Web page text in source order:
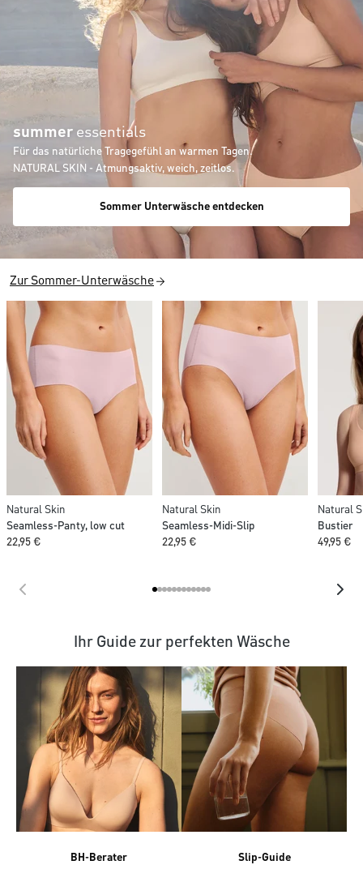
summer essentials
Für das natürliche Tragegefühl an warmen Tagen.
NATURAL SKIN - Atmungsaktiv, weich, zeitlos.
Sommer Unterwäsche entdecken
Zur Sommer-Unterwäsche
Natural Skin
Seamless-Panty, low cut
22,95 €
Natural Skin
Seamless-Midi-Slip
22,95 €
Natural
Bustier
49,95 €
Ihr Guide zur perfekten Wäsche
BH-Berater Slip-Guide